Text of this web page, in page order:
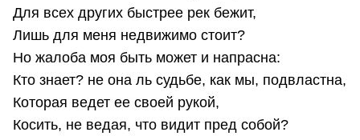
Для всех других быстрее рек бежит,
Лишь для меня недвижимо стоит?
Но жалоба моя быть может и напрасна:
Кто знает? не она ль судьбе, как мы, подвластна,
Которая ведет ее своей рукой,
Косить, не ведая, что видит пред собой?